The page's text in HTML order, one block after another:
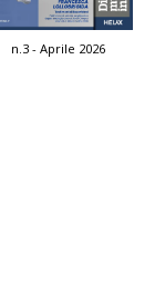
n.3 - Aprile 2026